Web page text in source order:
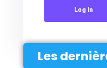
Log In
Les